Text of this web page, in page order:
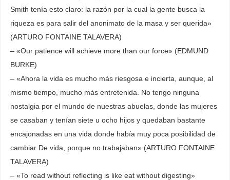
Smith tenía esto claro: la razón por la cual la gente busca la
riqueza es para salir del anonimato de la masa y ser querida»
(ARTURO FONTAINE TALAVERA)
– «Our patience will achieve more than our force» (EDMUND
BURKE)
– «Ahora la vida es mucho más riesgosa e incierta, aunque, al
mismo tiempo, mucho más entretenida. No tengo ninguna
nostalgia por el mundo de nuestras abuelas, donde las mujeres
se casaban y tenían siete u ocho hijos y quedaban bastante
encajonadas en una vida donde había muy poca posibilidad de
cambiar De vida, porque no trabajaban» (ARTURO FONTAINE
TALAVERA)
– «To read without reflecting is like eat without digesting»